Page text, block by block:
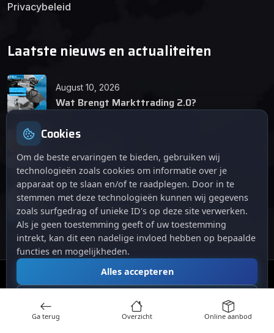
Privacybeleid
Laatste nieuws en actualiteiten
August 10, 2026
Wat Brengt Markttrading 2.0?
Tips en Tricks
April 12, 2026
De opkomst van Markttrading 2.0: Een
revolutie in online handelen.
Markttrading. Alle rechten voorbehouden.
Cookies
Om de beste ervaringen te bieden, gebruiken wij
technologieën zoals cookies om informatie over je
apparaat op te slaan en/of te raadplegen. Door in te
stemmen met deze technologieën kunnen wij gegevens
zoals surfgedrag of unieke ID's op deze site verwerken.
Als je geen toestemming geeft of uw toestemming
intrekt, kan dit een nadelige invloed hebben op bepaalde
functies en mogelijkheden.
Alles accepteren
Alles afwijzen
Ga terug Overzicht Online aanbod